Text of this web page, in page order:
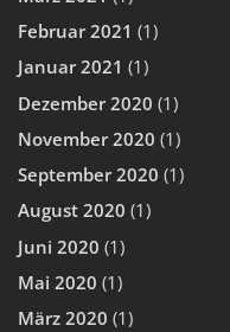
Februar 2021 (1)
Januar 2021 (1)
Dezember 2020 (1)
November 2020 (1)
September 2020 (1)
August 2020 (1)
Juni 2020 (1)
Mai 2020 (1)
März 2020 (1)